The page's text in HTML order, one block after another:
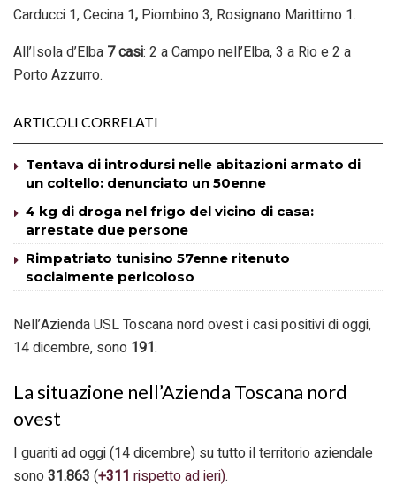
Carducci 1, Cecina 1, Piombino 3, Rosignano Marittimo 1.
All’Isola d’Elba 7 casi: 2 a Campo nell’Elba, 3 a Rio e 2 a
Porto Azzurro.
ARTICOLI CORRELATI
Tentava di introdursi nelle abitazioni armato di
un coltello: denunciato un 50enne
4 kg di droga nel frigo del vicino di casa:
arrestate due persone
Rimpatriato tunisino 57enne ritenuto
socialmente pericoloso
Nell’Azienda USL Toscana nord ovest i casi positivi di oggi,
14 dicembre, sono 191.
La situazione nell’Azienda Toscana nord
ovest
I guariti ad oggi (14 dicembre) su tutto il territorio aziendale
sono31.863 (+311 rispetto ad ieri).